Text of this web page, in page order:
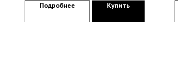
Подробнее Купить